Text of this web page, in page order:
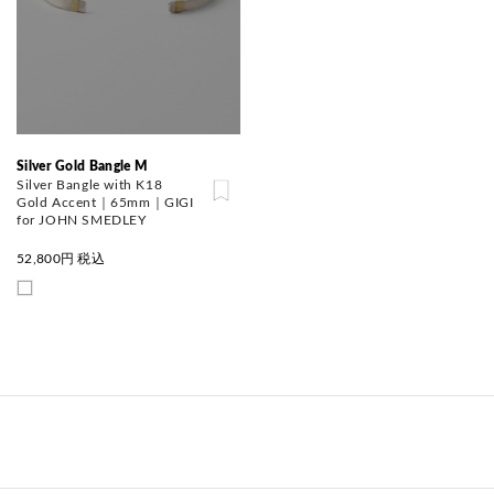
Silver Gold Bangle M
Silver Bangle with K18
Gold Accent｜65mm｜GIGI
for JOHN SMEDLEY
52,800円 税込